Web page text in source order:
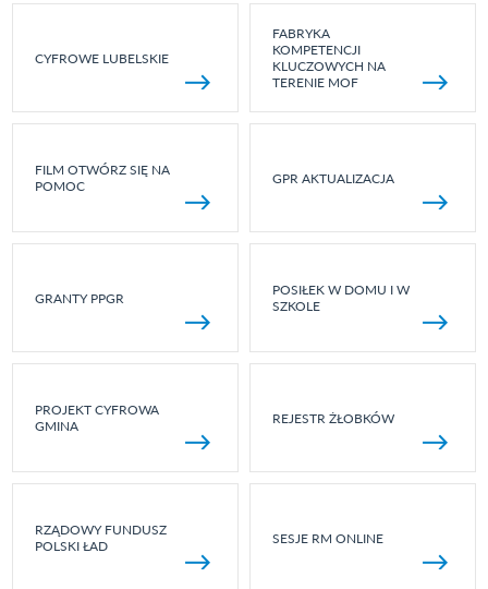
CYFROWE LUBELSKIE
FABRYKA
KOMPETENCJI
KLUCZOWYCH NA
TERENIE MOF
FILM OTWÓRZ SIĘ NA
POMOC
GPR AKTUALIZACJA
GRANTY PPGR
POSIŁEK W DOMU I W
SZKOLE
PROJEKT CYFROWA
GMINA
REJESTR ŻŁOBKÓW
RZĄDOWY FUNDUSZ
POLSKI ŁAD
SESJE RM ONLINE